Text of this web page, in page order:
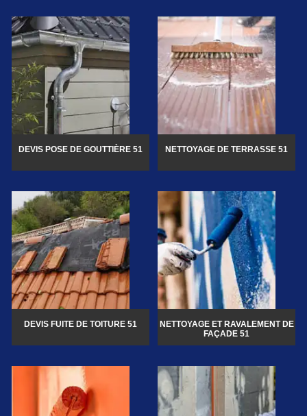
DEVIS POSE DE GOUTTIÈRE 51 NETTOYAGE DE TERRASSE 51
DEVIS FUITE DE TOITURE 51
NETTOYAGE ET RAVALEMENT DE
FAÇADE 51